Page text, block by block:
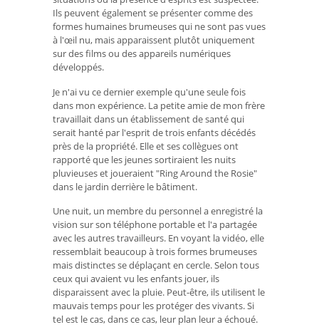
Ils peuvent également se présenter comme des
formes humaines brumeuses qui ne sont pas vues
à l'œil nu, mais apparaissent plutôt uniquement
sur des films ou des appareils numériques
développés.
Je n'ai vu ce dernier exemple qu'une seule fois
dans mon expérience. La petite amie de mon frère
travaillait dans un établissement de santé qui
serait hanté par l'esprit de trois enfants décédés
près de la propriété. Elle et ses collègues ont
rapporté que les jeunes sortiraient les nuits
pluvieuses et joueraient "Ring Around the Rosie"
dans le jardin derrière le bâtiment.
Une nuit, un membre du personnel a enregistré la
vision sur son téléphone portable et l'a partagée
avec les autres travailleurs. En voyant la vidéo, elle
ressemblait beaucoup à trois formes brumeuses
mais distinctes se déplaçant en cercle. Selon tous
ceux qui avaient vu les enfants jouer, ils
disparaissent avec la pluie. Peut-être, ils utilisent le
mauvais temps pour les protéger des vivants. Si
tel est le cas, dans ce cas, leur plan leur a échoué.